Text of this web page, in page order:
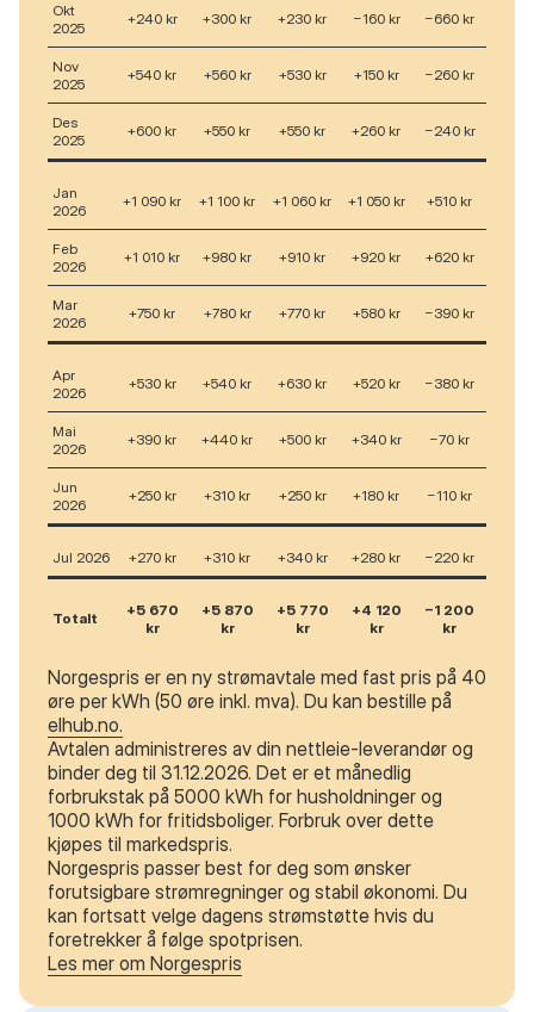
Okt
2025
+240 kr +300 kr +230 kr −160 kr −660 kr
Nov
2025
+540 kr +560 kr +530 kr +150 kr −260 kr
Des
2025
+600 kr +550 kr +550 kr +260 kr −240 kr
Jan
2026
+1 090 kr +1 100 kr +1 060 kr +1 050 kr +510 kr
Feb
2026
+1 010 kr +980 kr +910 kr +920 kr +620 kr
Mar
2026
+750 kr +780 kr +770 kr +580 kr −390 kr
Apr
2026
+530 kr +540 kr +630 kr +520 kr −380 kr
Mai
2026
+390 kr +440 kr +500 kr +340 kr −70 kr
Jun
2026
+250 kr +310 kr +250 kr +180 kr −110 kr
Jul 2026 +270 kr +310 kr +340 kr +280 kr −220 kr
Totalt
+5 670
kr
+5 870
kr
+5 770
kr
+4 120
kr
−1 200
kr
Norgespris er en ny strømavtale med fast pris på 40
øre per kWh (50 øre inkl. mva). Du kan bestille på
elhub.no.
Avtalen administreres av din nettleie-leverandør og
binder deg til 31.12.2026. Det er et månedlig
forbrukstak på 5000 kWh for husholdninger og
1000 kWh for fritidsboliger. Forbruk over dette
kjøpes til markedspris.
Norgespris passer best for deg som ønsker
forutsigbare strømregninger og stabil økonomi. Du
kan fortsatt velge dagens strømstøtte hvis du
foretrekker å følge spotprisen.
Les mer om Norgespris